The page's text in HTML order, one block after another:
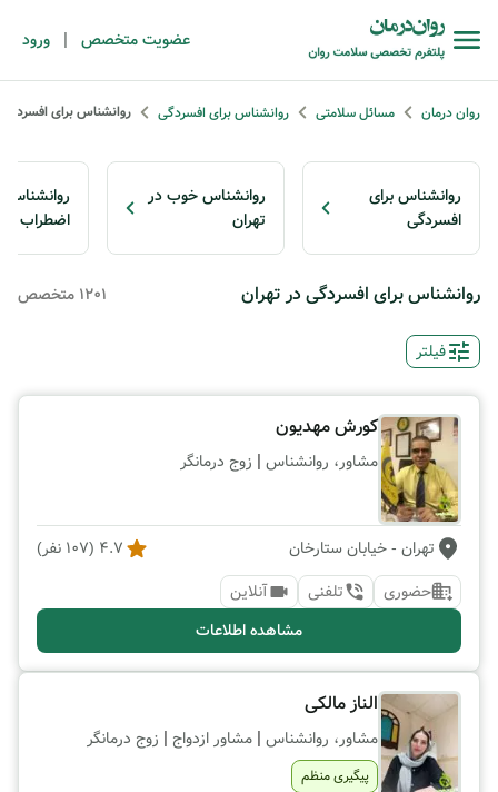
عضویت متخصص | ورود
روان درمان مسائل سلامتی روانشناس برای افسردگی روانشناس برای
روانشناس برای
افسردگی
روانشناس خوب در
تهران
روانشناس
اضطراب در
روانشناس برای افسردگی در تهران 1201 متخصص
فیلتر
کورش مهدیون
مشاور، روانشناس | زوج درمانگر
تهران - خیابان ستارخان 4.7
(
107 نفر)
حضوری
تلفنی
آنلاین
مشاهده اطلاعات
الناز مالکی
مشاور، روانشناس | مشاور ازدواج | زوج درمانگر
پیگیری منظم